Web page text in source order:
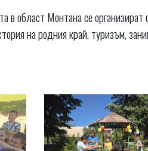
в област Монтана се
на родния край, туризъм,